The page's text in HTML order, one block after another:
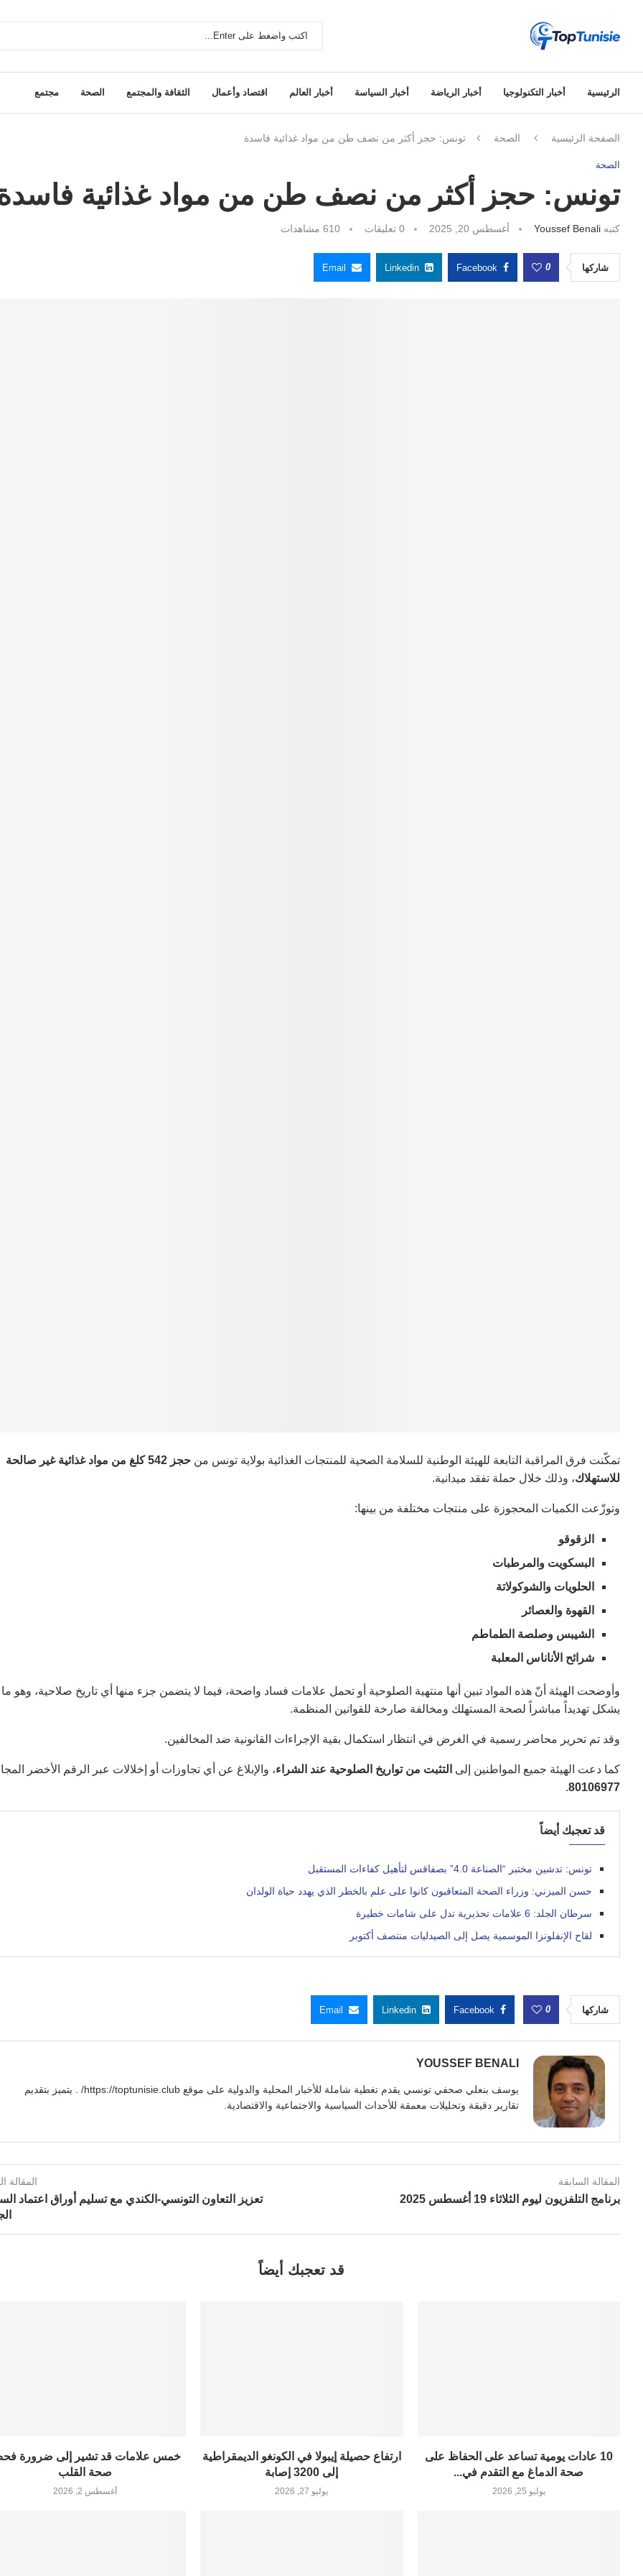
الرئيسية أخبار التكنولوجيا أخبار الرياضة أخبار السياسة أخبار العالم اقتصاد وأعمال الثقافة والمجتمع الصحة مجتمع
الصفحة الرئيسية الصحة تونس: حجز أكثر من نصف طن من مواد غذائية فاسدة
الصحة
تونس: حجز أكثر من نصف طن من مواد غذائية
كتبه Youssef Benali أغسطس 20, 2025 0 تعليقات 610 مشاهدات
شاركها 0
Facebook
Linkedin
Email
تمكّنت فرق المراقبة التابعة للهيئة الوطنية للسلامة الصحية للمنتجات الغذائية بولاية تونس من
حجز 542 كلغ من مواد غذائية غير صالحة
للاستهلاك، وذلك خلال حملة تفقد ميدانية.
وتوزّعت الكميات المحجوزة على منتجات مختلفة من بينها:
الزقوقو
البسكويت والمرطبات
الحلويات والشوكولاتة
القهوة والعصائر
الشيبس وصلصة الطماطم
شرائح الأناناس المعلبة
وأوضحت الهيئة أنّ هذه المواد تبين أنها منتهية الصلوحية أو تحمل علامات فساد واضحة، فيما لا يتضمن جزء منها أي تاريخ صلاحية، وهو ما
يشكل تهديداً مباشراً لصحة المستهلك ومخالفة صارخة للقوانين المنظمة.
وقد تم تحرير محاضر رسمية في الغرض في انتظار استكمال بقية الإجراءات القانونية ضد المخالفين.
كما دعت الهيئة جميع المواطنين إلى التثبت من تواريخ الصلوحية عند الشراء، والإبلاغ عن أي تجاوزات أو إخلالات عبر الرقم الأخضر
80106977
.
قد تعجبك أيضاً
تونس: تدشين مختبر “الصناعة 4.0” بصفاقس لتأهيل كفاءات المستقبل
حسن الميزني: وزراء الصحة المتعاقبون كانوا على علم بالخطر الذي يهدد حياة الولدان
سرطان الجلد: 6 علامات تحذيرية تدل على شامات خطيرة
لقاح الإنفلونزا الموسمية يصل إلى الصيدليات منتصف أكتوبر
شاركها 0
Facebook
Linkedin
Email
YOUSSEF BENALI
يوسف بنعلي صحفي تونسي يقدم تغطية شاملة للأخبار المحلية والدولية على موقع https://toptunisie.club/ . يتميز بتقديم
تقارير دقيقة وتحليلات معمقة للأحداث السياسية والاجتماعية والاقتصادية.
المقالة السابقة
برنامج التلفزيون ليوم الثلاثاء 19 أغسطس 2025
المقالة
تعزيز التعاون التونسي-الكندي مع تسليم أوراق اعتماد
قد تعجبك أيضاً
خمس علامات قد تشير إلى ضرورة
صحة القلب
أغسطس 2, 2026
ارتفاع حصيلة إيبولا في الكونغو الديمقراطية
إلى 3200 إصابة
يوليو 27, 2026
10 عادات يومية تساعد على الحفاظ على
صحة الدماغ مع التقدم في...
يوليو 25, 2026